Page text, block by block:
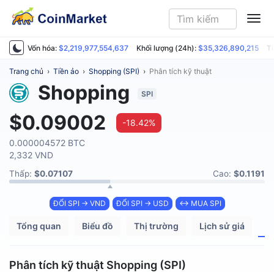
Vốn hóa: $2,219,977,554,637 Khối lượng (24h): $35,326,890,215
Trang chủ › Tiền ảo › Shopping (SPI) › Phân tích kỹ thuật
Shopping SPI
$0.09002
-18.42%
0.000004572 BTC
2,332 VND
Thấp: $0.07107 Cao: $0.1191
ĐỔI SPI → VND ĐỔI SPI → USD ↔ MUA SPI
Tổng quan Biểu đồ Thị trường Lịch sử giá
Phân tích kỹ thuật Shopping (SPI)